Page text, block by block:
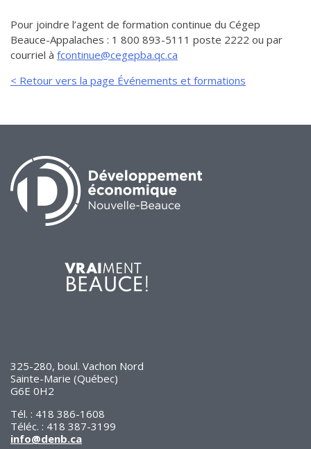
Pour joindre l’agent de formation continue du Cégep
Beauce-Appalaches : 1 800 893-5111 poste 2222 ou par
courriel à fcontinue@cegepba.qc.ca
< Retour vers la page Événements et formations
325-280, boul. Vachon Nord
Sainte-Marie (Québec)
G6E 0H2
Tél. : 418 386-1608
Téléc. : 418 387-3199
info@denb.ca